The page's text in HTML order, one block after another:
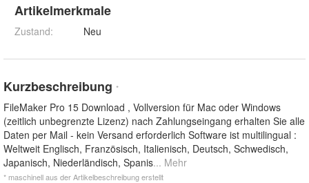
Artikelmerkmale
Zustand: Neu
Kurzbeschreibung *
FileMaker Pro 15 Download , Vollversion für Mac oder Windows
(zeitlich unbegrenzte Lizenz) nach Zahlungseingang erhalten Sie alle
Daten per Mail - kein Versand erforderlich Software ist multilingual :
Weltweit Englisch, Französisch, Italienisch, Deutsch, Schwedisch,
Japanisch, Niederländisch, Spanis... Mehr
* maschinell aus der Artikelbeschreibung erstellt